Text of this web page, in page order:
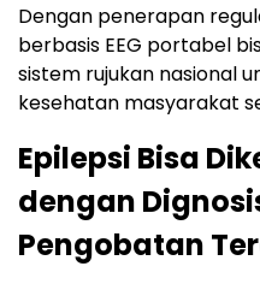
Dengan penerapan
berbasis EEG portabel
sistem rujukan nasional
kesehatan masyarakat
Epilepsi Bisa
dengan
Pengobatan